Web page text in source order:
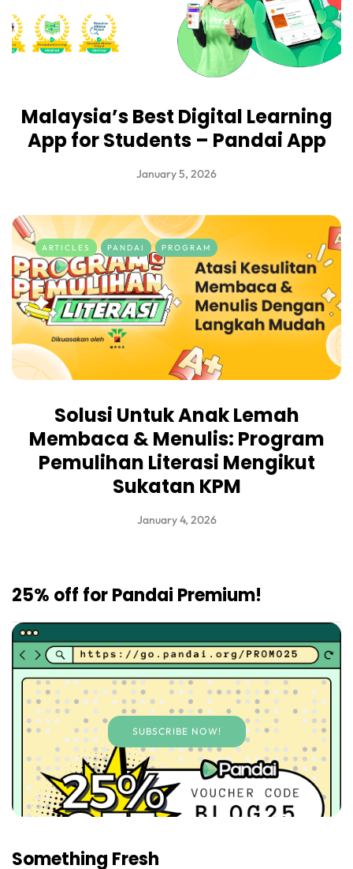
Malaysia’s Best Digital Learning
App for Students – Pandai App
January 5, 2026
ARTICLES PANDAI PROGRAM
Solusi Untuk Anak Lemah
Membaca & Menulis: Program
Pemulihan Literasi Mengikut
Sukatan KPM
January 4, 2026
25% off for Pandai Premium!
SUBSCRIBE NOW!
Something Fresh